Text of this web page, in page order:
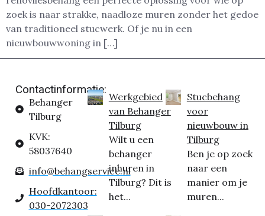
zoek is naar strakke, naadloze muren zonder het gedoe
van traditioneel stucwerk. Of je nu in een
nieuwbouwwoning in […]
Contactinformatie:
Behanger
Tilburg
KVK:
58037640
info@behangservice.nl
Hoofdkantoor:
030-2072303
Werkgebied
van Behanger
Tilburg
Wilt u een
behanger
inhuren in
Tilburg? Dit is
het...
Stucbehang
voor
nieuwbouw in
Tilburg
Ben je op zoek
naar een
manier om je
muren...